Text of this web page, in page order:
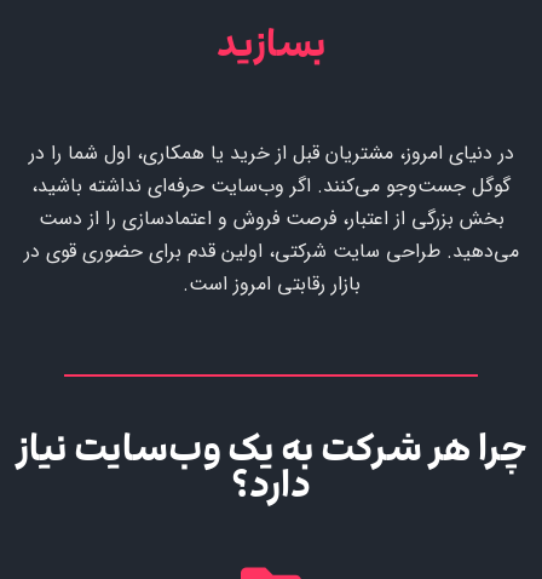
بسازید
در دنیای امروز، مشتریان قبل از خرید یا همکاری، اول شما را در
گوگل جست‌وجو می‌کنند. اگر وب‌سایت حرفه‌ای نداشته باشید،
بخش بزرگی از اعتبار، فرصت فروش و اعتمادسازی را از دست
می‌دهید. طراحی سایت شرکتی، اولین قدم برای حضوری قوی در
بازار رقابتی امروز است.
چرا هر شرکت به یک وب‌سایت نیاز
دارد؟